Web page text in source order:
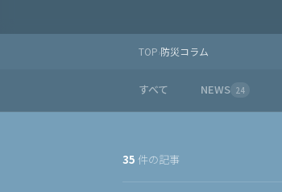
TOP›防災コラム
すべて NEWS 24
35 件の記事